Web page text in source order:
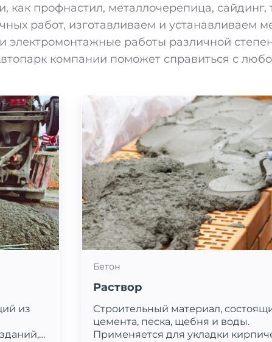
как профнастил, металлочерепица,
работ, изготавливаем и устанавливаем
электромонтажные работы различной
компании поможет справиться с
из
Бетон
Раствор
Строительный материал,
цемента, песка, щебня и воды.
Применяется для укладки